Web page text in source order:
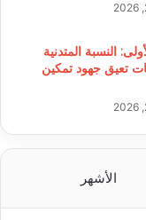
النسبة المتدنية
تعيق جهود تمكين
الأشهر